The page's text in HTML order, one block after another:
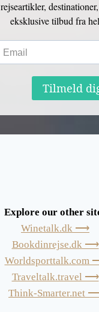
rejseartikler,
eksklusive tilbud fra
Tilmeld
Explore our other
Winetalk.dk ⟶
Bookdinrejse.dk ⟶
Worldsporttalk.com
Traveltalk.travel ⟶
Think-Smarter.net